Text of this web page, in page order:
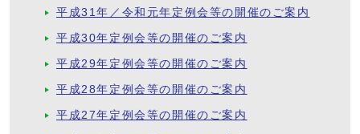
平成31年／令和元年定例会等の開催のご案内
平成30年定例会等の開催のご案内
平成29年定例会等の開催のご案内
平成28年定例会等の開催のご案内
平成27年定例会等の開催のご案内